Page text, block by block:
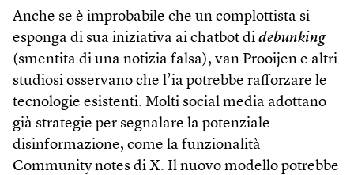
Anche se è improbabile che un complottista si
esponga di sua iniziativa ai chatbot di debunking
(smentita di una notizia falsa), van Prooijen e altri
studiosi osservano che l’ia potrebbe rafforzare le
tecnologie esistenti. Molti social media adottano
già strategie per segnalare la potenziale
disinformazione, come la funzionalità
Community notes di X. Il nuovo modello potrebbe